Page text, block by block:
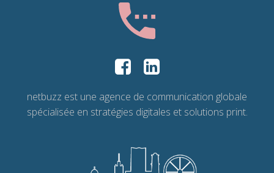
netbuzz est une agence de communication globale
spécialisée en stratégies digitales et solutions print.